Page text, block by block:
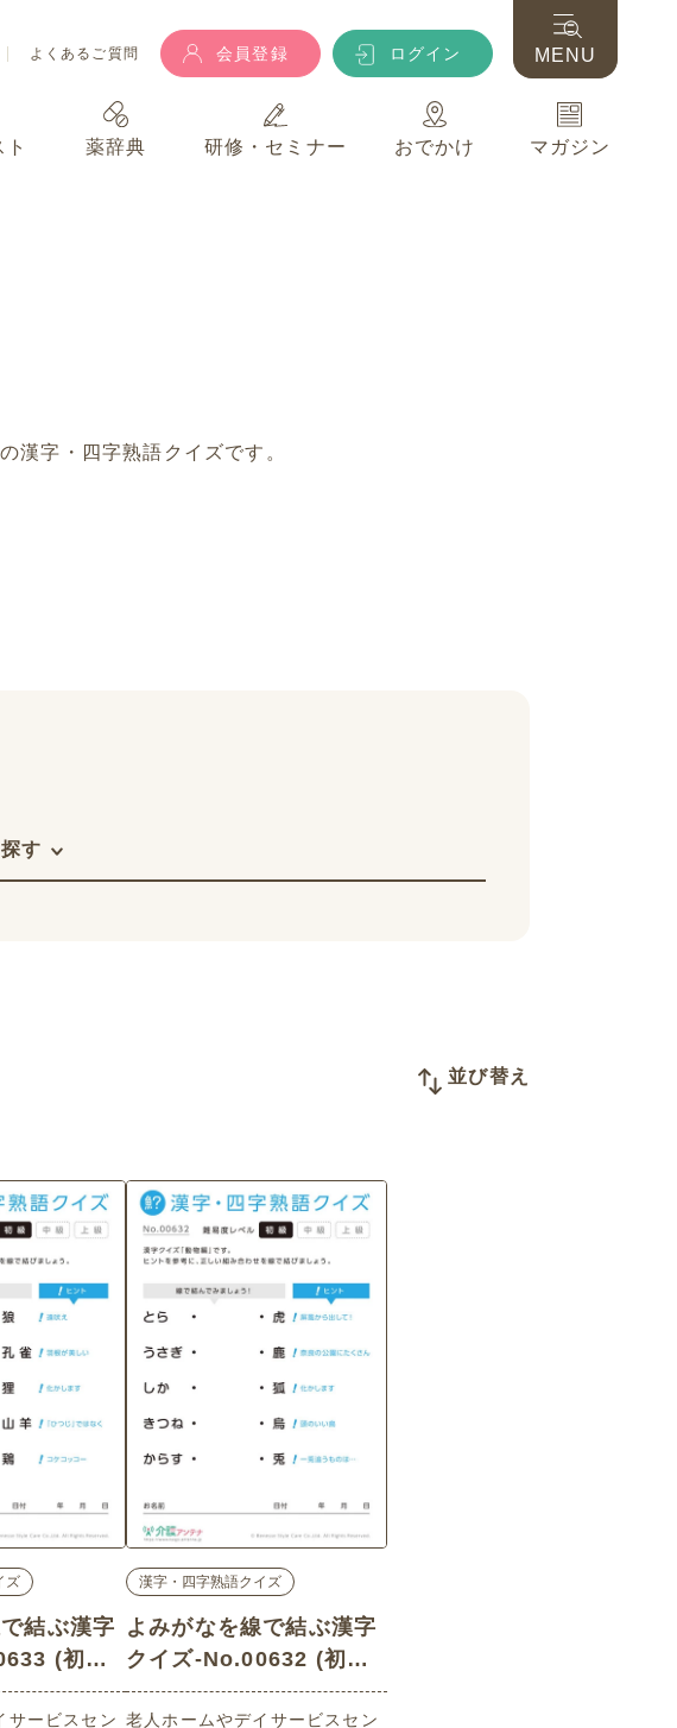
よくあるご質問 会員登録 ログイン
薬辞典 研修・セミナー おでかけ マガジン
MENU
漢字・四字熟語クイズです。
す
並び替え
ズ
結ぶ漢字
(初級/
クイズの
サービスセン
漢字・四字熟語クイズ
よみがなを線で結ぶ漢字
クイズ-No.00632 (初級/
漢字・四字熟語クイズの
老人ホームやデイサービスセン